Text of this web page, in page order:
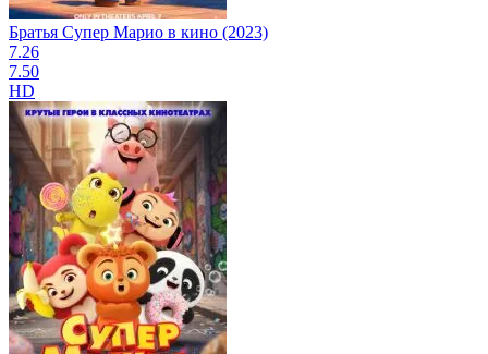
Братья Супер Марио в кино (2023)
7.26
7.50
HD